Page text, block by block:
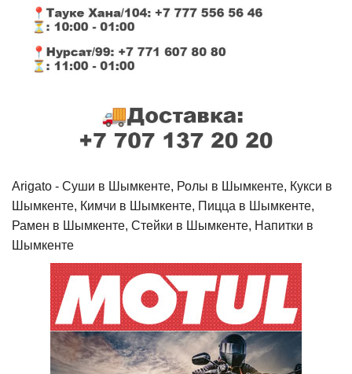
Arigato - Cуши в Шымкенте, Ролы в Шымкенте, Кукси в
Шымкенте, Кимчи в Шымкенте, Пицца в Шымкенте,
Рамен в Шымкенте, Стейки в Шымкенте, Напитки в
Шымкенте